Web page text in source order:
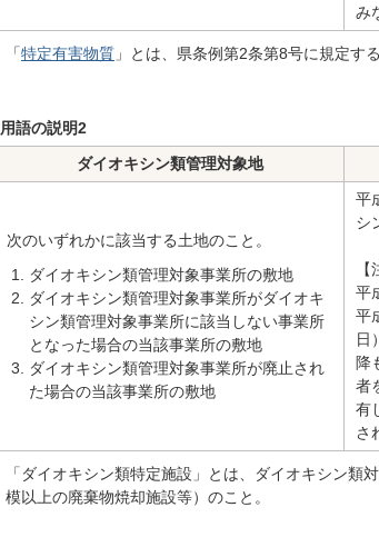
み
「特定有害物質 」とは、県条例第2条第8号に規定す
用語の説明2
ダイオキシン類管理対象地
次のいずれかに該当する土地のこと。
ダイオキシン類管理対象事業所の敷地
ダイオキシン類管理対象事業所がダイオキ
シン類管理対象事業所に該当しない事業所
となった場合の当該事業所の敷地
ダイオキシン類管理対象事業所が廃止され
た場合の当該事業所の敷地
平
シ
平
平
日
降
者
有
さ
「ダイオキシン類特定施設」とは、ダイオキシン
模以上の廃棄物焼却施設等）のこと。